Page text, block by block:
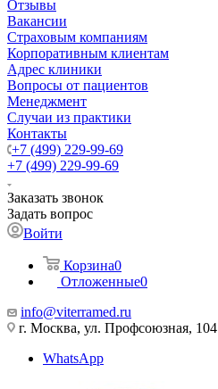
Отзывы
Вакансии
Страховым компаниям
Корпоративным клиентам
Адрес клиники
Вопросы от пациентов
Менеджмент
Случаи из практики
Контакты
+7 (499) 229-99-69
+7 (499) 229-99-69
Заказать звонок
Задать вопрос
Войти
Корзина0
Отложенные0
info@viterramed.ru
г. Москва, ул. Профсоюзная, 104
WhatsApp